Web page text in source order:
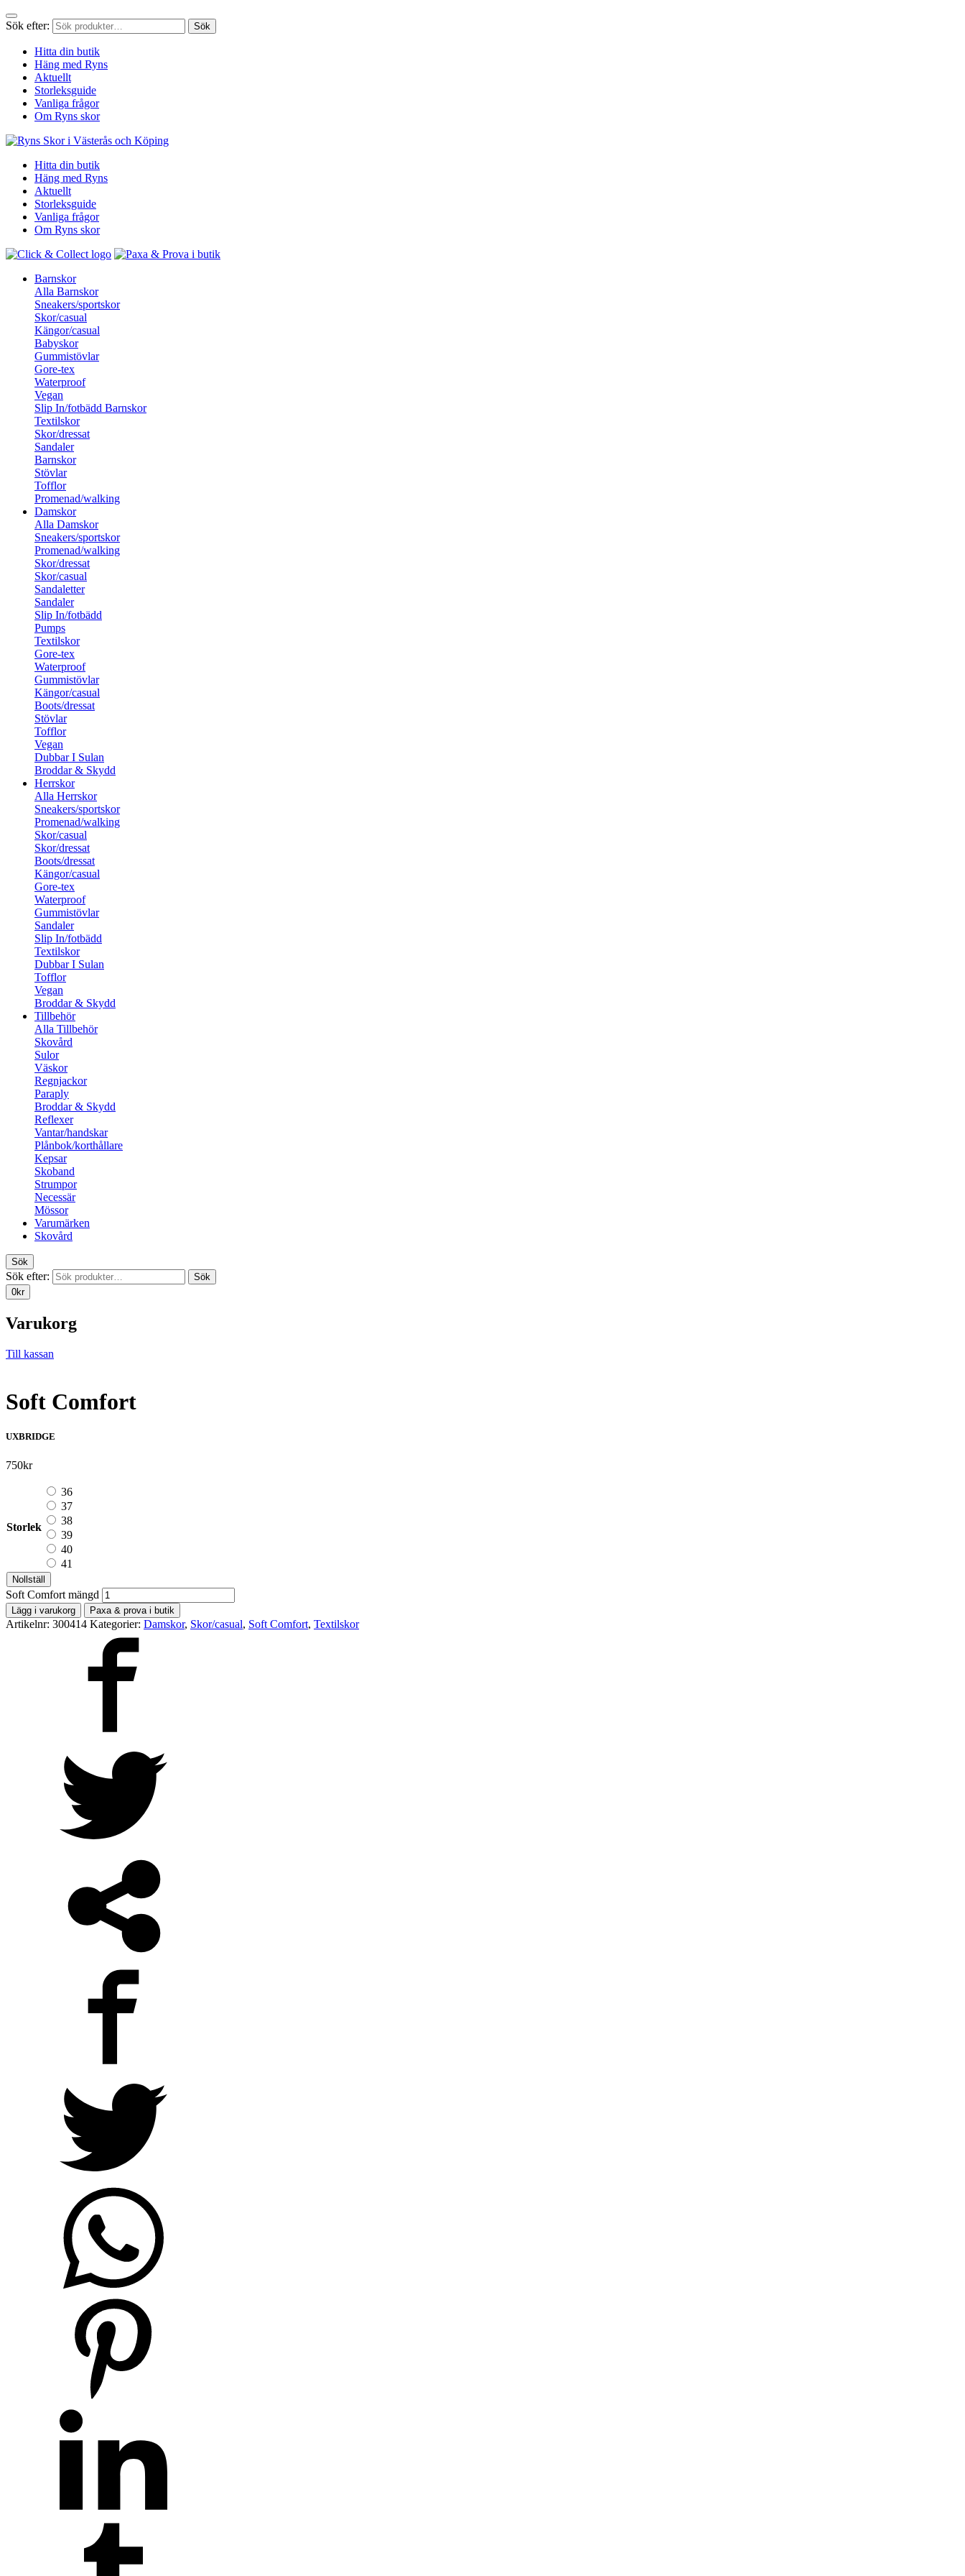
Sök efter: Sök
Hitta din butik
Häng med Ryns
Aktuellt
Storleksguide
Vanliga frågor
Om Ryns skor
Hitta din butik
Häng med Ryns
Aktuellt
Storleksguide
Vanliga frågor
Om Ryns skor
Barnskor
Alla Barnskor
Sneakers/sportskor
Skor/casual
Kängor/casual
Babyskor
Gummistövlar
Gore-tex
Waterproof
Vegan
Slip In/fotbädd Barnskor
Textilskor
Skor/dressat
Sandaler
Barnskor
Stövlar
Tofflor
Promenad/walking
Damskor
Alla Damskor
Sneakers/sportskor
Promenad/walking
Skor/dressat
Skor/casual
Sandaletter
Sandaler
Slip In/fotbädd
Pumps
Textilskor
Gore-tex
Waterproof
Gummistövlar
Kängor/casual
Boots/dressat
Stövlar
Tofflor
Vegan
Dubbar I Sulan
Broddar & Skydd
Herrskor
Alla Herrskor
Sneakers/sportskor
Promenad/walking
Skor/casual
Skor/dressat
Boots/dressat
Kängor/casual
Gore-tex
Waterproof
Gummistövlar
Sandaler
Slip In/fotbädd
Textilskor
Dubbar I Sulan
Tofflor
Vegan
Broddar & Skydd
Tillbehör
Alla Tillbehör
Skovård
Sulor
Väskor
Regnjackor
Paraply
Broddar & Skydd
Reflexer
Vantar/handskar
Plånbok/korthållare
Kepsar
Skoband
Strumpor
Necessär
Mössor
Varumärken
Skovård
Sök
Sök efter:
Sök
0kr
Varukorg
Till kassan
Soft Comfort
UXBRIDGE
750kr
Storlek
36
37
38
39
40
41
Nollställ
Soft Comfort mängd
Lägg i varukorg Paxa & prova i butik
Artikelnr: 300414 Kategorier: Damskor, Skor/casual, Soft Comfort, Textilskor